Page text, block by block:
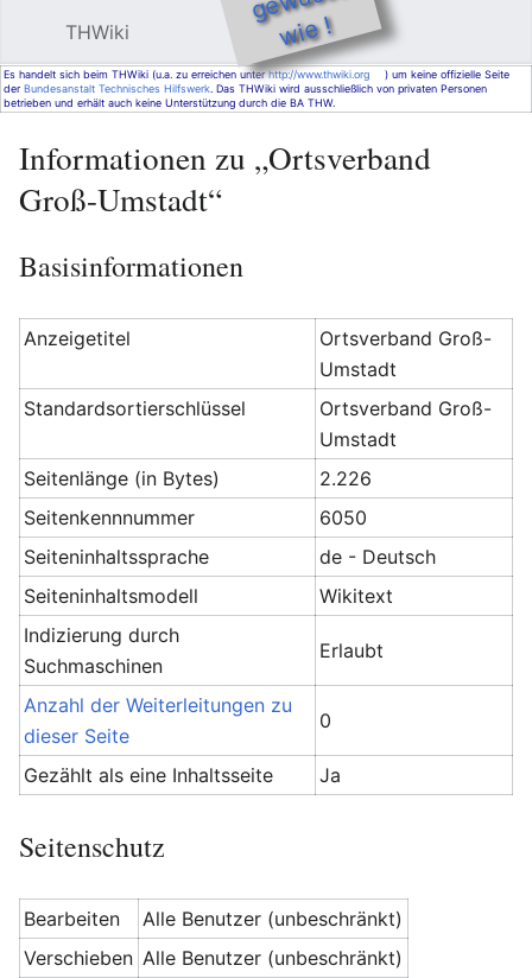
THWiki e !
Es handelt sich beim THWiki (u.a. zu erreichen unterhttp://www.thwiki.org
) um keine offizielle Seite
derBundesanstalt Technisches Hilfswerk. Das THWiki wird ausschließlich von privaten Personen
betrieben und erhält auch keine Unterstützung durch die BA THW.
Informationen zu „Ortsverband
Groß-Umstadt“
Basisinformationen
Anzeigetitel
Ortsverband Groß-
Umstadt
Standardsortierschlüssel
Ortsverband Groß-
Umstadt
Seitenlänge (in Bytes)
2.226
Seitenkennnummer
6050
Seiteninhaltssprache
de - Deutsch
Seiteninhaltsmodell
Wikitext
Indizierung durch
Suchmaschinen
Erlaubt
Anzahl der Weiterleitungen zu
dieser Seite
0
Gezählt als eine Inhaltsseite Ja
Seitenschutz
Bearbeiten
Alle Benutzer (unbeschränkt)
Verschieben Alle Benutzer (unbeschränkt)